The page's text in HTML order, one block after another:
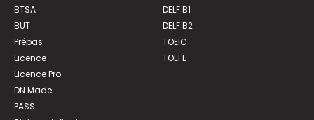
BTSA
BUT
Prépas
Licence
Licence Pro
DN Made
PASS
DELF B1
DELF B2
TOEIC
TOEFL